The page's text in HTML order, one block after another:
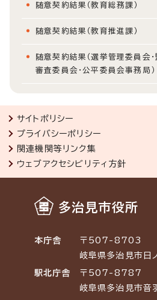
随意契約結果（教育総務課）
随意契約結果（教育推進課）
随意契約結果（選挙管理委員会
審査委員会・公平委員会事務局）
サイトポリシー
プライバシーポリシー
関連機関等リンク集
ウェブアクセシビリティ方針
多治見市役所
本庁舎
〒507-8703
岐阜県多治見市日
駅北庁舎
〒507-8787
岐阜県多治見市